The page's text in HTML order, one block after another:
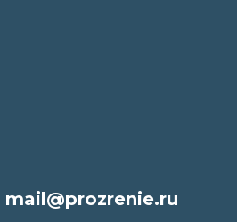
mail@prozrenie.ru